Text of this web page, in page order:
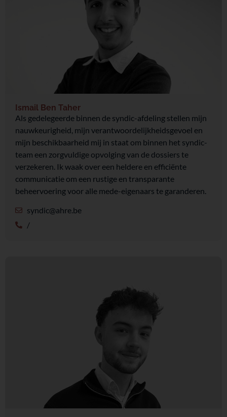
Ismail Ben Taher
Als gedelegeerde binnen de syndic-afdeling stellen mijn
nauwkeurigheid, mijn verantwoordelijkheidsgevoel en
mijn beschikbaarheid mij in staat om binnen het syndic-
team een zorgvuldige opvolging van de dossiers te
verzekeren. Ik waak over een heldere en efficiënte
communicatie om een rustige en transparante
beheervoering voor alle mede-eigenaars te garanderen.
syndic@ahre.be
/